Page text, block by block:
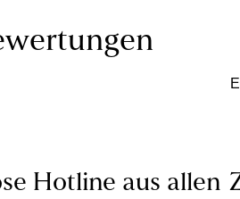
Hotline aus allen